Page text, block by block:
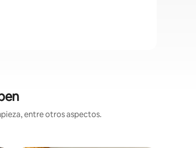
entre otros aspectos.